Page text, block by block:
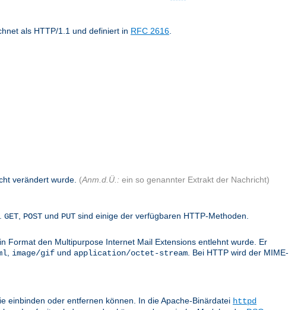
als HTTP/1.1 und definiert in RFC 2616
verändert wurde. (Anm.d.Ü.: ein so genannter Extrakt der Nachricht)
GET POST und PUT sind einige der verfügbaren HTTP-Methoden.
Format den Multipurpose Internet Mail Extensions entlehnt wurde. Er
image/gif und application/octet-stream . Bei HTTP wird der MIME-
einbinden oder entfernen können. In die Apache-Binärdatei httpd